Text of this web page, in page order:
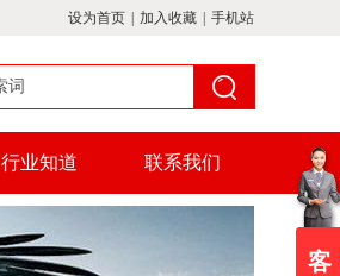
设为首页 加入收藏 手机站
行业知道 联系我们
客